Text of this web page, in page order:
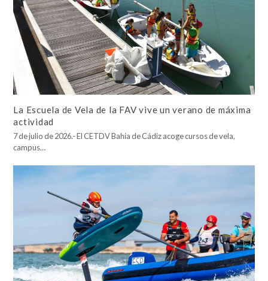
La Escuela de Vela de la FAV vive un verano de máxima
actividad
7 de julio de 2026.- El CETDV Bahía de Cádiz acoge cursos de vela,
campus…